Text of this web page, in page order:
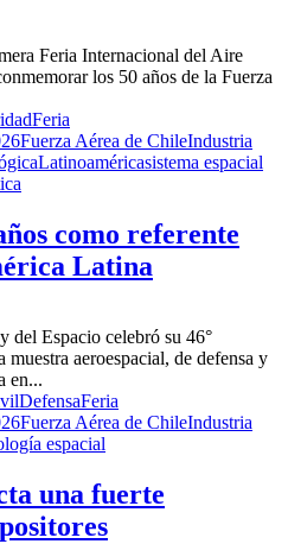
Feria Internacional del Aire
los 50 años de la Fuerza
Feria
Fuerza Aérea de ChileIndustria
Latinoaméricasistema espacial
como referente
Latina
del Espacio celebró su 46°
aeroespacial, de defensa y
en...
DefensaFeria
Fuerza Aérea de ChileIndustria
espacial
una fuerte